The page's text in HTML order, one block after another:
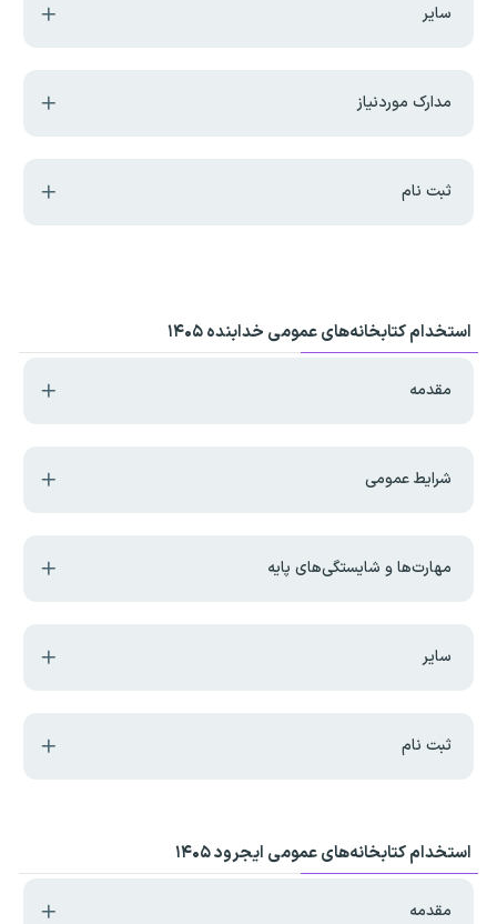
سایر
مدارک موردنیاز
ثبت نام
استخدام کتابخانه‌های عمومی خدابنده ۱۴۰۵
مقدمه
شرایط عمومی
مهارت‌ها و شایستگی‌های پایه
سایر
ثبت نام
استخدام کتابخانه‌های عمومی ایجرود ۱۴۰۵
مقدمه